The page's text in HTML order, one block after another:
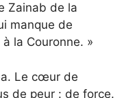
Zainab de la
manque de
la Couronne. »
Le cœur de
de peur : de force.